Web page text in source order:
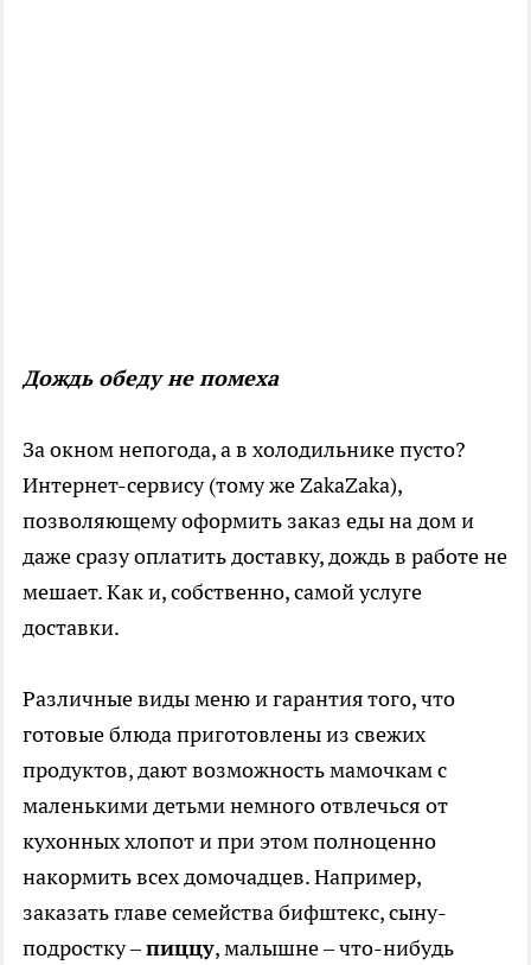
Дождь обеду не помеха
За окном непогода, а в холодильнике пусто?
Интернет-сервису (тому же ZakaZaka),
позволяющему оформить заказ еды на дом и
даже сразу оплатить доставку, дождь в работе не
мешает. Как и, собственно, самой услуге
доставки.
Различные виды меню и гарантия того, что
готовые блюда приготовлены из свежих
продуктов, дают возможность мамочкам с
маленькими детьми немного отвлечься от
кухонных хлопот и при этом полноценно
накормить всех домочадцев. Например,
заказать главе семейства бифштекс, сыну-
подростку –пиццу, малышне – что-нибудь